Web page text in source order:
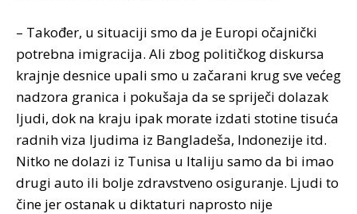
– Također, u situaciji smo da je Europi očajnički
potrebna imigracija. Ali zbog političkog diskursa
krajnje desnice upali smo u začarani krug sve većeg
nadzora granica i pokušaja da se spriječi dolazak
ljudi, dok na kraju ipak morate izdati stotine tisuća
radnih viza ljudima iz Bangladeša, Indonezije itd.
Nitko ne dolazi iz Tunisa u Italiju samo da bi imao
drugi auto ili bolje zdravstveno osiguranje. Ljudi to
čine jer ostanak u diktaturi naprosto nije